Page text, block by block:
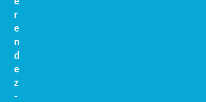
r
e
n
d
e
z
-